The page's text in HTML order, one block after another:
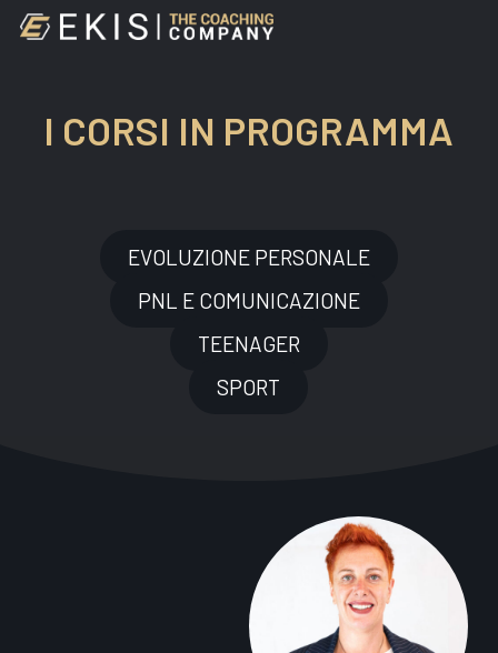
Skip
I CORSI IN PROGRAMMA
EVOLUZIONE PERSONALE
PNL E COMUNICAZIONE
TEENAGER
SPORT